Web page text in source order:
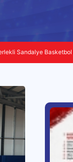
Sandalye Basketbol